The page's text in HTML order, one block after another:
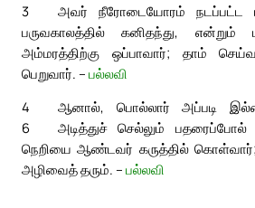
3
அவர் நீரோடையோரம் நடப்பட்ட
பருவகாலத்தில் கனிதந்து, என்றும்
அம்மரத்திற்கு ஒப்பாவார்; தாம்
பெறுவார். – பல்லவி
4
ஆனால், பொல்லார் அப்படி
அடித்துச் செல்லும்
6
நெறியை ஆண்டவர் கருத்தில்
அழிவைத் தரும். – பல்லவி